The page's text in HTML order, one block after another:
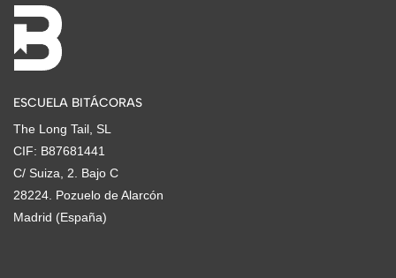
ESCUELA BITÁCORAS
The Long Tail, SL
CIF: B87681441
C/ Suiza, 2. Bajo C
28224. Pozuelo de Alarcón
Madrid (España)